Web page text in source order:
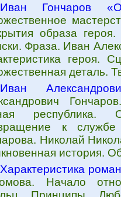
Гончаров
образа
Фраза. Иван
героя.
деталь.
республика.
к
Николай
история.
Начало